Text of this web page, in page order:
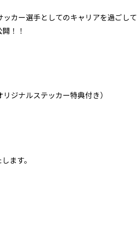
カー選手としてのキャリアを過ごして
！！
ジナルステッカー特典付き）
ます。